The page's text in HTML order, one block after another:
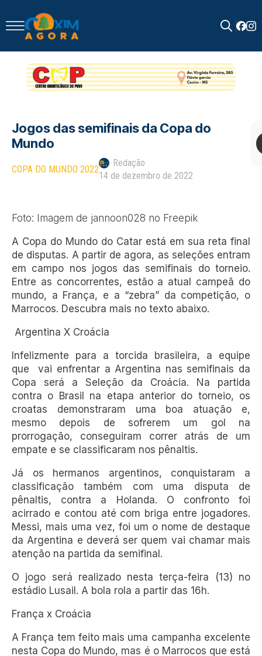
for:
Jogos das semifinais da Copa do
Mundo
COPA DO MUNDO 2022
Redação
14 de dezembro de 2022
Foto: Imagem de jannoon028 no Freepik
A Copa do Mundo do Catar está em sua reta final
de disputas. A partir de agora, as seleções entram
em campo nos jogos das semifinais do torneio.
Entre as concorrentes, estão a atual campeã do
mundo, a França, e a “zebra” da competição, o
Marrocos. Descubra mais no texto abaixo.
Argentina X Croácia
Infelizmente para a torcida brasileira, a equipe
que vai enfrentar a Argentina nas semifinais da
Copa será a Seleção da Croácia. Na partida
contra o Brasil na etapa anterior do torneio, os
croatas demonstraram uma boa atuação e,
mesmo depois de sofrerem um gol na
prorrogação, conseguiram correr atrás de um
empate e se classificaram nos pênaltis.
Já os hermanos argentinos, conquistaram a
classificação também com uma disputa de
pênaltis, contra a Holanda. O confronto foi
acirrado e contou até com briga entre jogadores.
Messi, mais uma vez, foi um o nome de destaque
da Argentina e deverá ser quem vai chamar mais
atenção na partida da semifinal.
O jogo será realizado nesta terça-feira (13) no
estádio Lusail. A bola rola a partir das 16h.
França x Croácia
A França tem feito mais uma campanha excelente
nesta Copa do Mundo, mas é o Marrocos que está